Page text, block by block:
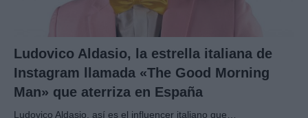
Ludovico Aldasio, la estrella italiana de
Instagram llamada «The Good Morning
Man» que aterriza en España
Ludovico Aldasio, así es el influencer italiano que…